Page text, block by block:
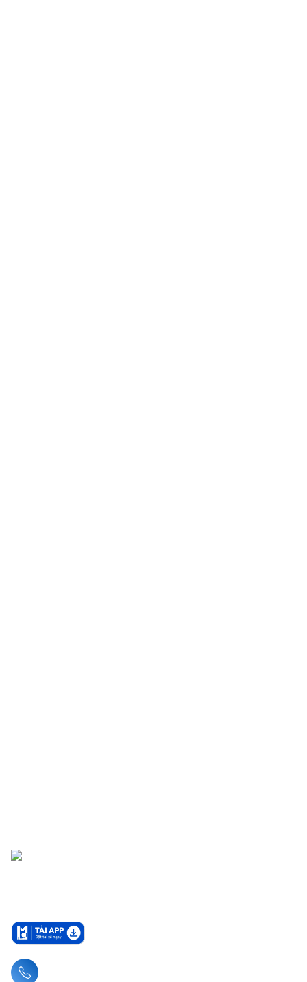
Liên hệ hotline